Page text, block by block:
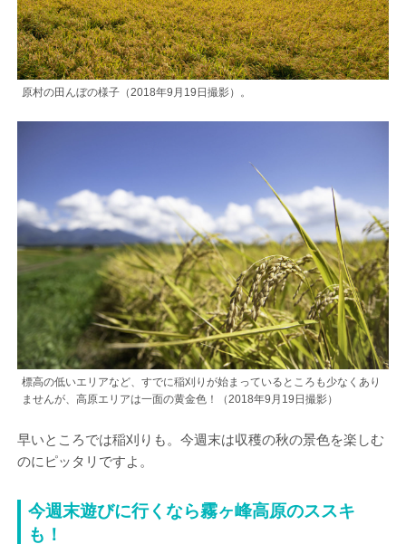
原村の田んぼの様子（2018年9月19日撮影）。
標高の低いエリアなど、すでに稲刈りが始まっているところも少なくあり
ませんが、高原エリアは一面の黄金色！（2018年9月19日撮影）
早いところでは稲刈りも。今週末は収穫の秋の景色を楽しむ
のにピッタリですよ。
今週末遊びに行くなら霧ヶ峰高原のススキ
も！